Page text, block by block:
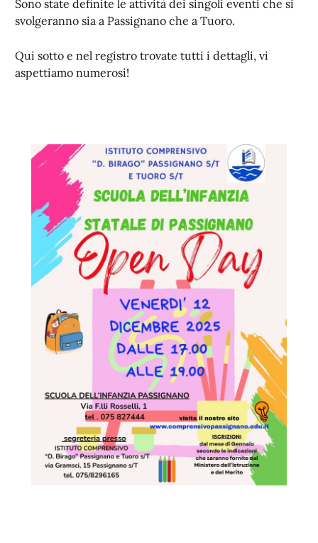
Sono state definite le attività dei singoli eventi che si
svolgeranno sia a Passignano che a Tuoro.
Qui sotto e nel registro trovate tutti i dettagli, vi
aspettiamo numerosi!